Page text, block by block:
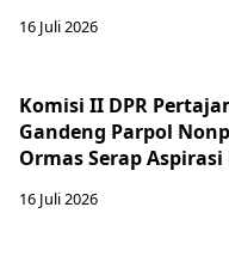
16 Juli 2026
Komisi II DPR
Gandeng Parpol
Ormas Serap
16 Juli 2026